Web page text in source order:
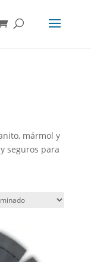
mármol y
seguros para